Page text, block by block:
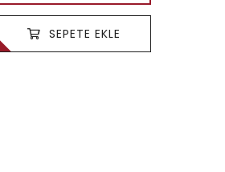
SEPETE EKLE